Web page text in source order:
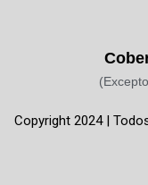
o
o
-
Copyright 2024 |